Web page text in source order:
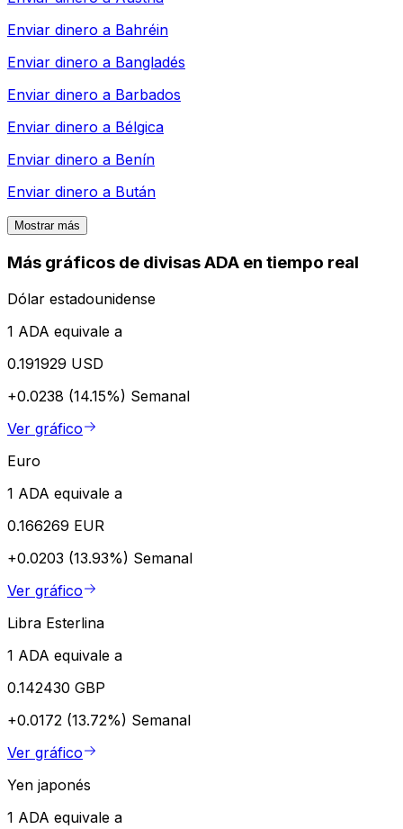
Enviar dinero a Bahréin
Enviar dinero a Bangladés
Enviar dinero a Barbados
Enviar dinero a Bélgica
Enviar dinero a Benín
Enviar dinero a Bután
Mostrar más
Más gráficos de divisas ADA en tiempo real
Dólar estadounidense
1 ADA equivale a
0.191929 USD
+0.0238 (14.15%) Semanal
Ver gráfico
Euro
1 ADA equivale a
0.166269 EUR
+0.0203 (13.93%) Semanal
Ver gráfico
Libra Esterlina
1 ADA equivale a
0.142430 GBP
+0.0172 (13.72%) Semanal
Ver gráfico
Yen japonés
1 ADA equivale a